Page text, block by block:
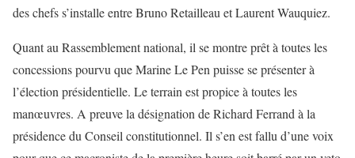
des chefs s’installe entre Bruno Retailleau et Laurent Wauquiez.
Quant au Rassemblement national, il se montre prêt à toutes les
concessions pourvu que Marine Le Pen puisse se présenter à
l’élection présidentielle. Le terrain est propice à toutes les
manœuvres. A preuve la désignation de Richard Ferrand à la
présidence du Conseil constitutionnel. Il s’en est fallu d’une voix